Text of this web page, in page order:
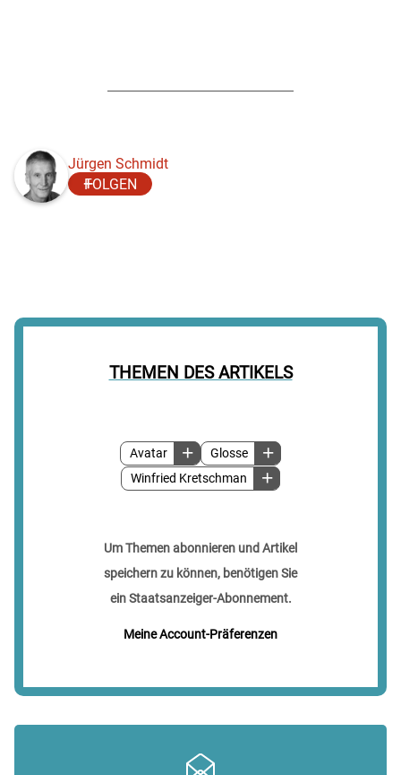
THEMEN DES ARTIKELS
Avatar
Glosse
Winfried Kretschman
Um Themen abonnieren und Artikel
speichern zu können, benötigen Sie
ein Staatsanzeiger-Abonnement.
Meine Account-Präferenzen
Jürgen Schmidt
FOLGEN